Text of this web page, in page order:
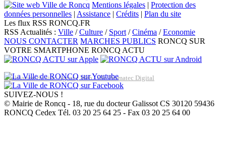
Mentions légales | Protection des
données personnelles | Assistance | Crédits | Plan du site
Les flux RSS RONCQ.FR
RSS Actualités : Ville /Culture / Sport /Cinéma /Economie
NOUS CONTACTER MARCHES PUBLICS RONCQ SUR
VOTRE SMARTPHONE RONCQ ACTU
Réalisation du site: Agence Web Lille Promatec Digital
SUIVEZ-NOUS !
© Mairie de Roncq - 18, rue du docteur Galissot CS 30120 59436
RONCQ Cedex Tél. 03 20 25 64 25 - Fax 03 20 25 64 00